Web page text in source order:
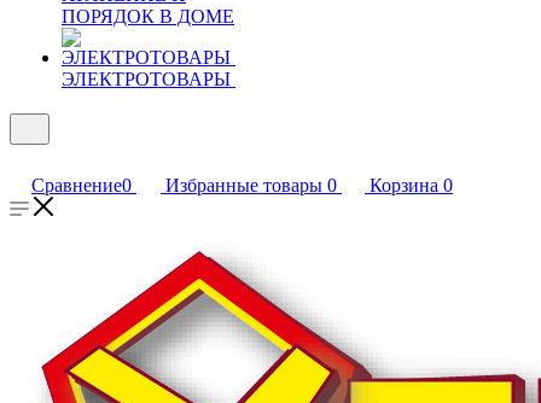
ПОРЯДОК В ДОМЕ
ЭЛЕКТРОТОВАРЫ
Сравнение0 Избранные товары 0 Корзина 0